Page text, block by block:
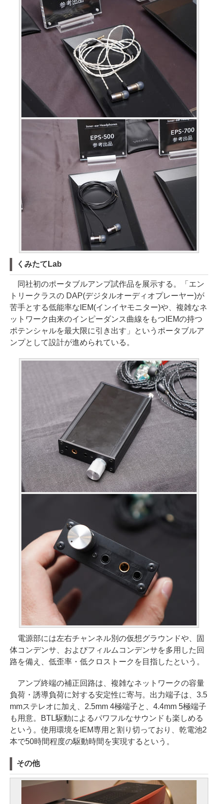
くみたてLab
同社初のポータブルアンプ試作品を展示する。「エン
トリークラスの DAP(デジタルオーディオプレーヤー)が
苦手とする低能率なIEM(インイヤモニター)や、複雑なネ
ットワーク由来のインピーダンス曲線をもつIEMの持つ
ポテンシャルを最大限に引き出す」というポータブルア
ンプとして設計が進められている。
電源部には左右チャンネル別の仮想グラウンドや、固
体コンデンサ、およびフィルムコンデンサを多用した回
路を備え、低歪率・低クロストークを目指したという。
アンプ終端の補正回路は、複雑なネットワークの容量
負荷・誘導負荷に対する安定性に寄与。出力端子は、3.5
mmステレオに加え、2.5mm 4極端子と、4.4mm 5極端子
も用意。BTL駆動によるパワフルなサウンドも楽しめる
という。使用環境をIEM専用と割り切っており、乾電池2
本で50時間程度の駆動時間を実現するという。
その他